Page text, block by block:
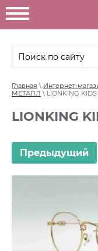
Главная \ Интернет-
МЕТАЛЛ \ LIONKING KIDS
LIONKING
Предыдущий